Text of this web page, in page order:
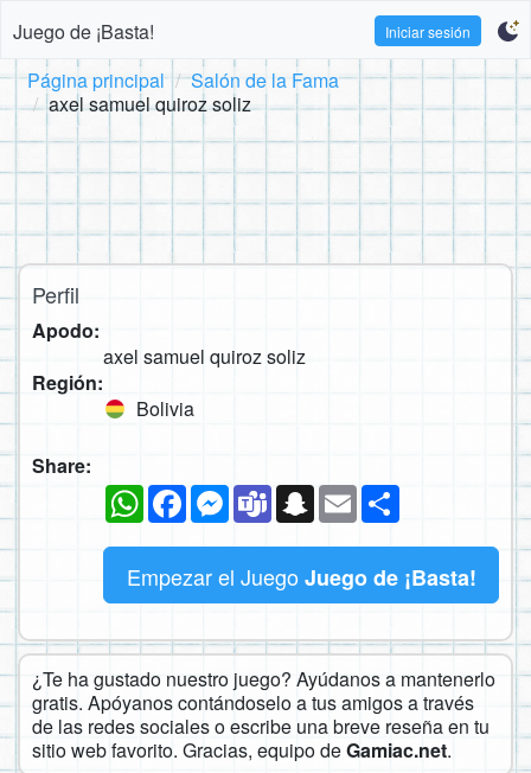
Juego de ¡Basta! Iniciar sesión
Página principal
Salón de la Fama
axel samuel quiroz soliz
Perfil
Apodo:
axel samuel quiroz soliz
Región:
Bolivia
Share:
WhatsAppFacebookMessenger
TeamsSnapchat
Email
Empezar el Juego Juego de ¡Basta!
¿Te ha gustado nuestro juego? Ayúdanos a mantenerlo
gratis. Apóyanos contándoselo a tus amigos a través
de las redes sociales o escribe una breve reseña en tu
sitio web favorito. Gracias, equipo deGamiac.net.